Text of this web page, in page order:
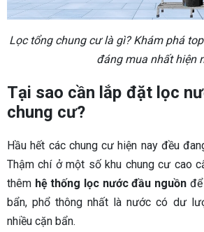
Lọc tổng chung cư là gì? Khám phá
đáng mua nhất hiện
Tại sao cần lắp đặt lọc
chung cư?
Hầu hết các chung cư hiện nay đều
Thậm chí ở một số khu chung cư cao
thêm hệ thống lọc nước đầu nguồn
bẩn, phổ thông nhất là nước có dư
nhiều cặn bẩn.